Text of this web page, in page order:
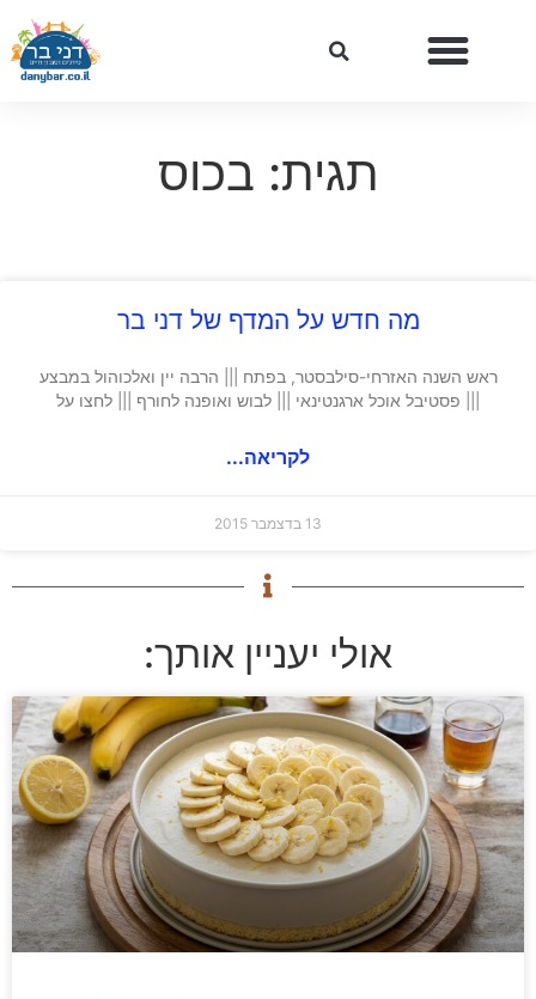
תגית: בכוס
מה חדש על המדף של דני בר
ראש השנה האזרחי-סילבסטר, בפתח ||| הרבה יין ואלכוהול במבצע
||| פסטיבל אוכל ארגנטינאי ||| לבוש ואופנה לחורף ||| לחצו על
לקריאה...
13 בדצמבר 2015
אולי יעניין אותך: